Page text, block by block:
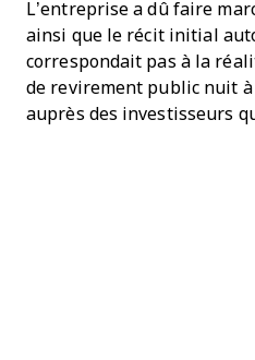
L’entreprise a dû faire
ainsi que le récit initial
correspondait pas à la
de revirement public nuit
auprès des investisseurs